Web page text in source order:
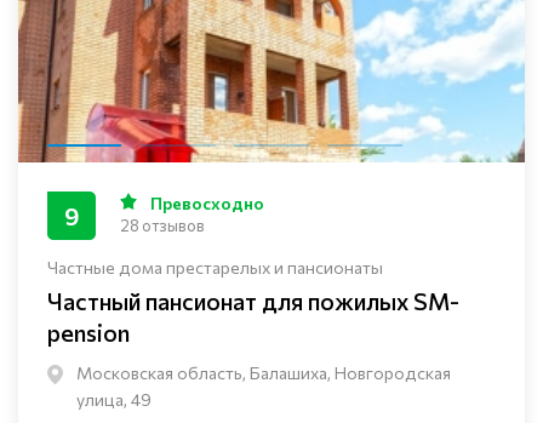
Частные дома престарелых и пансионаты
Частный пансионат для пожилых SM-
pension
Московская область, Балашиха, Новгородская
улица, 49
9 Превосходно
28 отзывов